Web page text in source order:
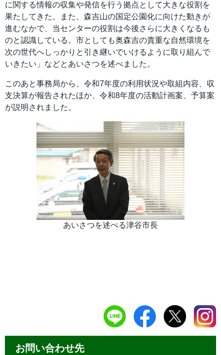
に関する情報の収集や発信を行う拠点として大きな役割を
果たしてきた。また、森吉山の国定公園化に向けた動きが
進むなかで、当センターの役割は今後さらに大きくなるも
のと認識している。市としても奥森吉の貴重な自然環境を
次の世代へしっかりと引き継いでいけるように取り組んで
いきたい」などとあいさつを述べました。
このあと事務局から、令和7年度の利用状況や取組内容、収
支決算が報告されたほか、令和8年度の活動計画案、予算案
が説明されました。
あいさつを述べる津谷市長
お問い合わせ先